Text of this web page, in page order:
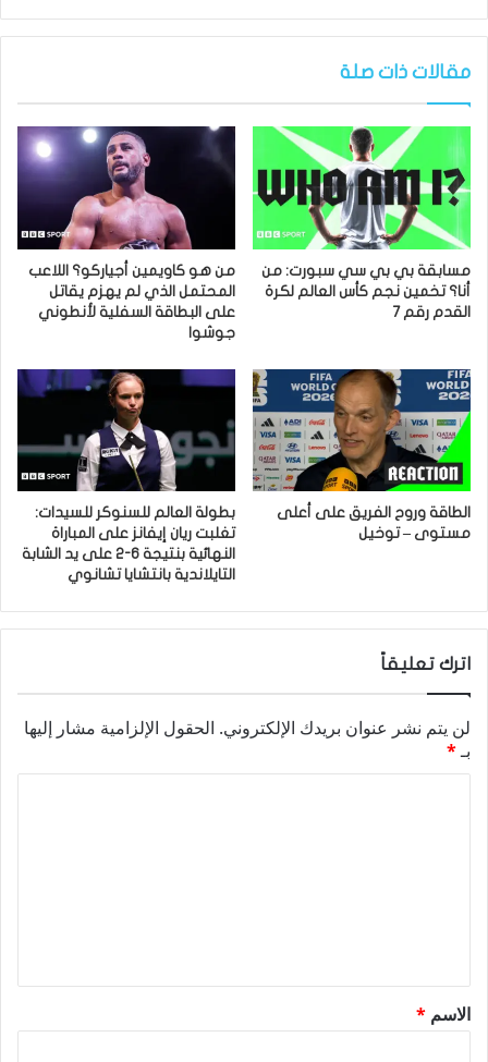
مقالات ذات صلة
مسابقة بي بي سي سبورت: من
أنا؟ تخمين نجم كأس العالم لكرة
القدم رقم 7
من هو كاويمين أجياركو؟ اللاعب
المحتمل الذي لم يهزم يقاتل
على البطاقة السفلية لأنطوني
جوشوا
الطاقة وروح الفريق على أعلى
مستوى – توخيل
بطولة العالم للسنوكر للسيدات:
تغلبت ريان إيفانز على المباراة
النهائية بنتيجة 6-2 على يد الشابة
التايلاندية بانتشايا تشانوي
اترك تعليقاً
لن يتم نشر عنوان بريدك الإلكتروني. الحقول الإلزامية مشار إليها
بـ*
ق
*
الاسم *